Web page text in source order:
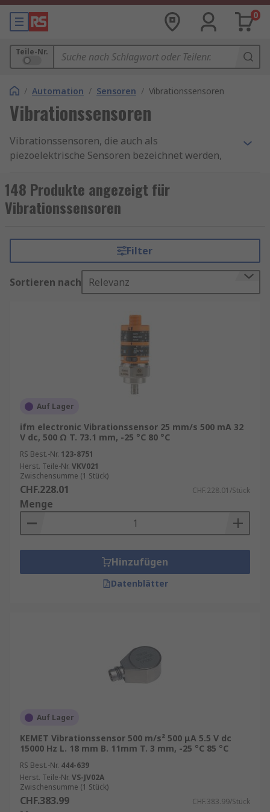
0
Teile-Nr.
/ Automation / Sensoren / Vibrationssensoren
Vibrationssensoren
Vibrationssensoren, die auch als
piezoelektrische Sensoren bezeichnet werden,
verschiedener Prozesse. Diese Sensoren nutzen
den piezoelektrischen Effekt, der Änderungen
von Druck, Beschleunigung, Temperatur,
elektrische Ladung umwandelt. Ein
Vibrationssensor kann auch zur Bestimmung von
Aromen in der Luft verwendet werden, indem
gleichzeitig Resonanz und Kapazität gemessen
Vibrationssensoren sind ideal für die Messung
der Stärke und Frequenz von Vibrationen in
Maschinen oder Geräten. Die Messungen können
dann dazu verwendet werden, bestimmte
Probleme wie Unwuchten zu erkennen und zu
überwachen, um künftige Ausfälle in der
Maschine zu erkennen. Der Schwingungsbereich
kann stark variieren, daher sollten Sie
Schwingungssensoren immer so spezifizieren,
dass sie den maximalen Schwingungsbereich
Ihrer Anwendung messen.
Anwendungen von piezoelektrischen
Sensoren
Medizinische Industrie
Fahrzeugkonstrukteure
Unterschiedliche Ohm-Werte für den
Kontaktwiderstand
Der maximale Schwingungsmesswert kann
29400 m/s² erreichen
Was ist der Unterschied zwischen einem
Schwingungssensor und einem
Beschleunigungsmesser?
148 Produkte angezeigt für
Vibrationssensoren
Filter
Sortieren nach Relevanz
Auf Lager
ifm electronic Vibrationssensor 25 mm/s 500 mA 32
V dc, 500 Ω T. 73.1 mm, -25 °C 80 °C
RS Best.-Nr. 123-8751
Herst. Teile-Nr. VKV021
Zwischensumme (1 Stück)
CHF.228.01 CHF.228.01/Stück
Menge
Hinzufügen
Datenblätter
Auf Lager
KEMET Vibrationssensor 500 m/s² 500 μA 5.5 V dc
15000 Hz L. 18 mm B. 11mm T. 3 mm, -25 °C 85 °C
RS Best.-Nr. 444-639
Herst. Teile-Nr. VS-JV02A
Zwischensumme (1 Stück)
CHF.383.99 CHF.383.99/Stück